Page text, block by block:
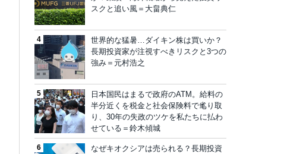
スクと追い風＝大畠典仁
世界的な猛暑…ダイキン株は買いか？
長期投資家が注視すべきリスクと3つの
強み＝元村浩之
日本国民はまるで政府のATM。給料の
半分近くを税金と社会保険料で毟り取
り、30年の失政のツケを私たちに払わ
せている＝鈴木傾城
なぜキオクシアは売られる？長期投資